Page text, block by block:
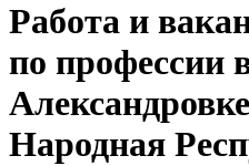
Работа и
по профессии
Народная